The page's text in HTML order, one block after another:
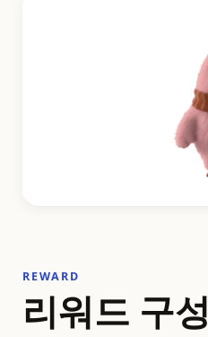
REWARD
리워드 구성